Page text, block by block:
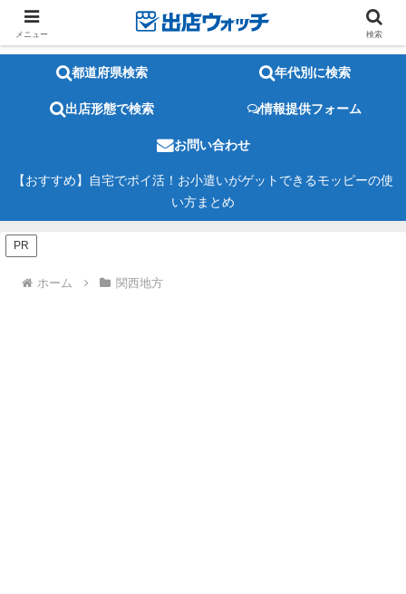
都道府県検索 年代別に検索
出店形態で検索 情報提供フォーム
お問い合わせ
【おすすめ】自宅でポイ活！お小遣いがゲットできるモッピーの使
い方まとめ
PR
ホーム 関西地方
メニュー 検索